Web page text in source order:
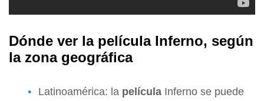
Dónde ver la película Inferno, según
la zona geográfica
Latinoamérica: la película Inferno se puede